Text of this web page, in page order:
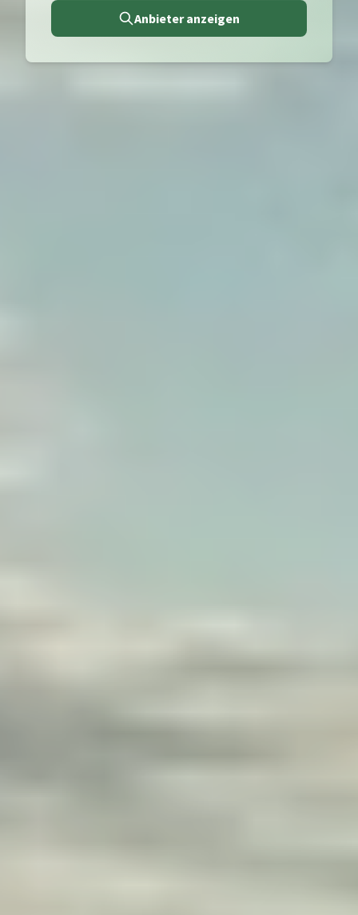
Anbieter anzeigen